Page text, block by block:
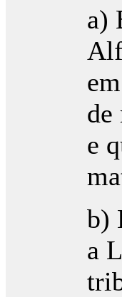
a)
de
e
b)
a